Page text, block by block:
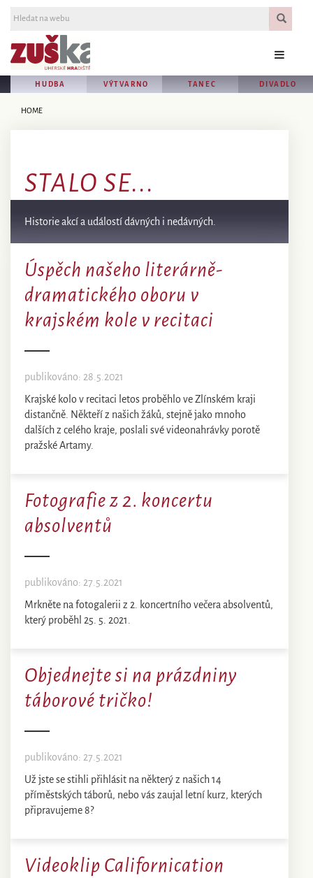
HUDBA VÝTVARNO TANEC DIVADLO
HOME
STALO SE...
Historie akcí a událostí dávných i nedávných.
Úspěch našeho literárně-
dramatického oboru v
krajském kole v recitaci
publikováno: 28.5.2021
Krajské kolo v recitaci letos proběhlo ve Zlínském kraji
distančně. Někteří z našich žáků, stejně jako mnoho
dalších z celého kraje, poslali své videonahrávky porotě
pražské Artamy.
Fotografie z 2. koncertu
absolventů
publikováno: 27.5.2021
Mrkněte na fotogalerii z 2. koncertního večera absolventů,
který proběhl 25. 5. 2021.
Objednejte si na prázdniny
táborové tričko!
publikováno: 27.5.2021
Už jste se stihli přihlásit na některý z našich 14
příměstských táborů, nebo vás zaujal letní kurz, kterých
připravujeme 8?
Videoklip Californication